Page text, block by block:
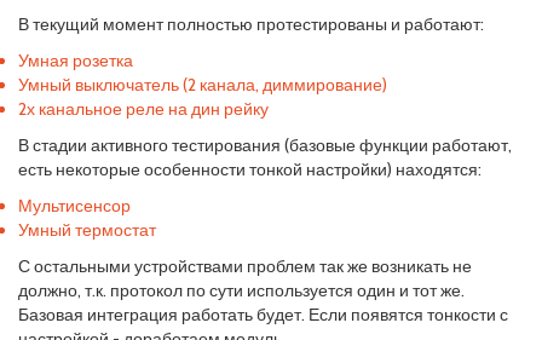
В текущий момент полностью протестированы и работают:
Умная розетка
Умный выключатель (2 канала, диммирование)
2х канальное реле на дин рейку
В стадии активного тестирования (базовые функции работают,
есть некоторые особенности тонкой настройки) находятся:
Мультисенсор
Умный термостат
С остальными устройствами проблем так же возникать не
должно, т.к. протокол по сути используется один и тот же.
Базовая интеграция работать будет. Если появятся тонкости с